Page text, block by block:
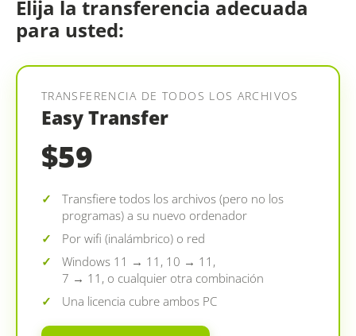
Elija la transferencia adecuada
para usted:
TRANSFERENCIA DE TODOS LOS ARCHIVOS
Easy Transfer
$59
Transfiere todos los archivos (pero no los
programas) a su nuevo ordenador
Por wifi (inalámbrico) o red
Windows 11 → 11, 10 → 11,
7 → 11, o cualquier otra combinación
Una licencia cubre ambos PC